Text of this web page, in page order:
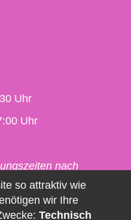
Uhr
Uhr
nach
so attraktiv wie
wir Ihre
Technisch